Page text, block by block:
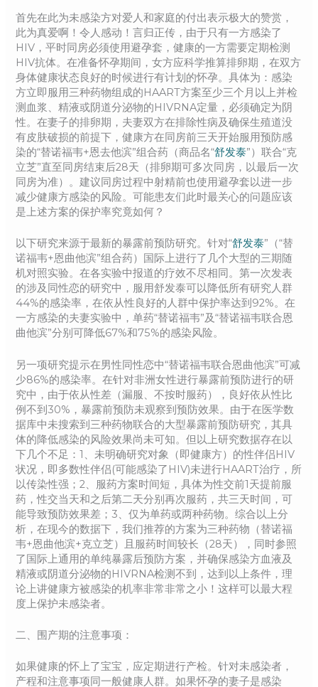
首先在此为未感染方对爱人和家庭的付出表示极大的赞赏，
此为真爱啊！令人感动！言归正传，由于只有一方感染了
HIV，平时同房必须使用避孕套，健康的一方需要定期检测
HIV抗体。在准备怀孕期间，女方应科学推算排卵期，在双方
身体健康状态良好的时候进行有计划的怀孕。具体为：感染
方立即服用三种药物组成的HAART方案至少三个月以上并检
测血浆、精液或阴道分泌物的HIVRNA定量，必须确定为阴
性。在妻子的排卵期，夫妻双方在排除性病及确保生殖道没
有皮肤破损的前提下，健康方在同房前三天开始服用预防感
染的“替诺福韦+恩去他滨”组合药（商品名“舒发泰”）联合“克
立芝”直至同房结束后28天（排卵期可多次同房，以最后一次
同房为准）。建议同房过程中射精前也使用避孕套以进一步
减少健康方感染的风险。可能患友们此时最关心的问题应该
是上述方案的保护率究竟如何？
以下研究来源于最新的暴露前预防研究。针对“舒发泰”（“替
诺福韦+恩曲他滨”组合药）国际上进行了几个大型的三期随
机对照实验。在各实验中报道的疗效不尽相同。第一次发表
的涉及同性恋的研究中，服用舒发泰可以降低所有研究人群
44%的感染率，在依从性良好的人群中保护率达到92%。在
一方感染的夫妻实验中，单药“替诺福韦”及“替诺福韦联合恩
曲他滨”分别可降低67%和75%的感染风险。
另一项研究提示在男性同性恋中“替诺福韦联合恩曲他滨”可减
少86%的感染率。在针对非洲女性进行暴露前预防进行的研
究中，由于依从性差（漏服、不按时服药），良好依从性比
例不到30%，暴露前预防未观察到预防效果。由于在医学数
据库中未搜索到三种药物联合的大型暴露前预防研究，其具
体的降低感染的风险效果尚未可知。但以上研究数据存在以
下几个不足：1、未明确研究对象（即健康方）的性伴侣HIV
状况，即多数性伴侣(可能感染了HIV)未进行HAART治疗，所
以传染性强；2、服药方案时间短，具体为性交前1天提前服
药，性交当天和之后第二天分别再次服药，共三天时间，可
能导致预防效果差；3、仅为单药或两种药物。综合以上分
析，在现今的数据下，我们推荐的方案为三种药物（替诺福
韦+恩曲他滨+克立芝）且服药时间较长（28天），同时参照
了国际上通用的单纯暴露后预防方案，并确保感染方血液及
精液或阴道分泌物的HIVRNA检测不到，达到以上条件，理
论上讲健康方被感染的机率非常非常之小！这样可以最大程
度上保护未感染者。
二、围产期的注意事项：
如果健康的怀上了宝宝，应定期进行产检。针对未感染者，
产程和注意事项同一般健康人群。如果怀孕的妻子是感染